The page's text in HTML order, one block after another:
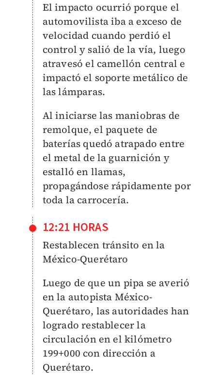
El impacto ocurrió porque el
automovilista iba a exceso de
velocidad cuando perdió el
control y salió de la vía, luego
atravesó el camellón central e
impactó el soporte metálico de
las lámparas.
Al iniciarse las maniobras de
remolque, el paquete de
baterías quedó atrapado entre
el metal de la guarnición y
estalló en llamas,
propagándose rápidamente por
toda la carrocería.
12:21 HORAS
Restablecen tránsito en la
México-Querétaro
Luego de que un pipa se averió
en la autopista México-
Querétaro, las autoridades han
logrado restablecer la
circulación en el kilómetro
199+000 con dirección a
Querétaro.